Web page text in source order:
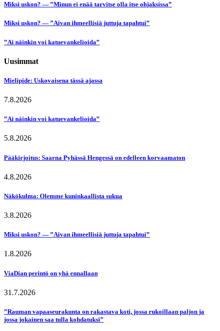
Miksi uskon? — ”Minun ei enää tarvitse olla itse ohjaksissa”
Miksi uskon? — ”Aivan ihmeellisiä juttuja tapahtui”
”Ai näinkin voi katuevankelioida”
Uusimmat
Mielipide: Uskovaisena tässä ajassa
7.8.2026
”Ai näinkin voi katuevankelioida”
5.8.2026
Pääkirjoitus: Saarna Pyhässä Hengessä on edelleen korvaamaton
4.8.2026
Näkökulma: Olemme kuninkaallista sukua
3.8.2026
Miksi uskon? — ”Aivan ihmeellisiä juttuja tapahtui”
1.8.2026
ViaDian perintö on yhä ennallaan
31.7.2026
”Rauman vapaaseurakunta on rakastava koti, jossa rukoillaan paljon ja
jossa jokainen saa tulla kohdatuksi”